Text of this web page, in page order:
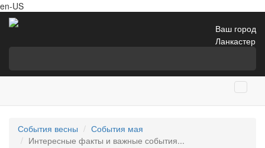
en-US
Ваш город
Ланкастер
События весны
События мая
Интересные факты и важные события...